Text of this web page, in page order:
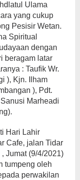
Ulama
yang cukup
Pesisir Wetan.
Spiritual
dengan
beragam latar
: Taufik Wr.
), Kjn. Ilham
), Pdt.
Marheadi
Hari Lahir
Cafe, jalan Tidar
Jumat (9/4/2021)
tumpeng oleh
perwakilan